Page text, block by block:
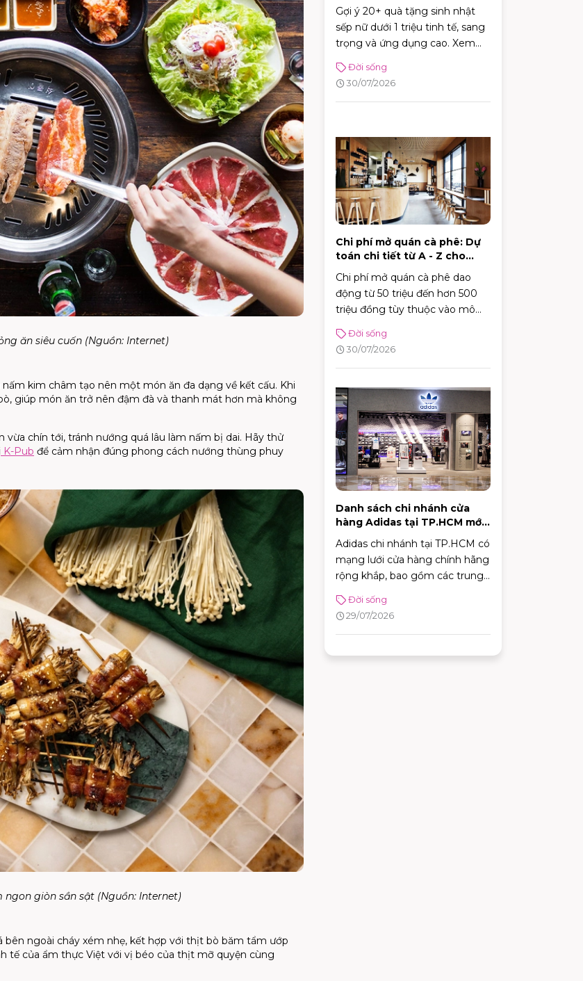
ăn siêu cuốn (Nguồn: Internet)
kim châm tạo nên một món ăn đa dạng về kết cấu. Khi
giúp món ăn trở nên đậm đà và thanh mát hơn mà không
chín tới, tránh nướng quá lâu làm nấm bị dai. Hãy thử
K-Pub để cảm nhận đúng phong cách nướng thùng phuy
giòn sần sật (Nguồn: Internet)
ngoài cháy xém nhẹ, kết hợp với thịt bò băm tẩm ướp
tế của ẩm thực Việt với vị béo của thịt mỡ quyện cùng
Gợi ý 20+ quà tặng sinh nhật
sếp nữ dưới 1 triệu tinh tế, sang
trọng và ứng dụng cao. Xem
tuyệt đối với sếp!
Đời sống
30/07/2026
Chi phí mở quán cà phê: Dự
toán chi tiết từ A - Z cho
Chi phí mở quán cà phê dao
động từ 50 triệu đến hơn 500
triệu đồng tùy thuộc vào mô
tiện lợi đến những không gian
sân vườn quy mô.
Đời sống
30/07/2026
Danh sách chi nhánh cửa
hàng Adidas tại TP.HCM mới
Adidas chi nhánh tại TP.HCM có
mạng lưới cửa hàng chính hãng
rộng khắp, bao gồm các trung
cửa hàng chuyên dòng thời
trang đường phố, đồ thể thao
sự đa dạng về mô hình và vị trí
Đời sống
29/07/2026